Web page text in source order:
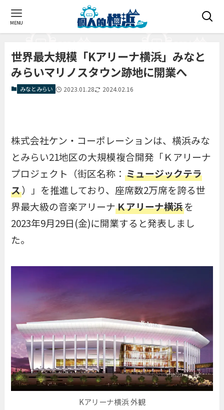
MENU
世界最大規模「Kアリーナ横浜」みなと
みらいマリノスタウン跡地に開業へ
みなとみらい 2023.01.28 2024.02.16
株式会社ケン・コーポレーションは、横浜みな
とみらい21地区の大規模複合開発「Ｋアリーナ
プロジェクト（街区名称：ミュージックテラ
ス）」を推進しており、座席数2万席を誇る世
界最大級の音楽アリーナＫアリーナ横浜を
2023年9月29日(金)に開業すると発表しまし
た。
Kアリーナ横浜 外観